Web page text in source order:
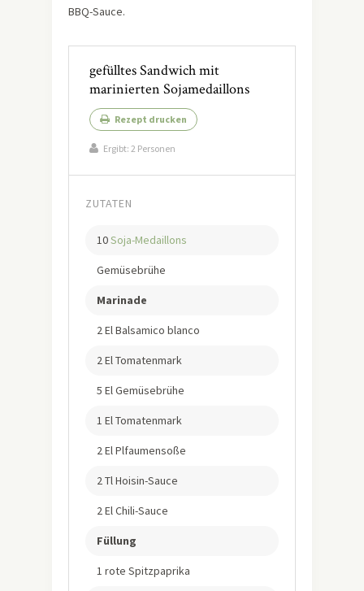
BBQ-Sauce.
gefülltes Sandwich mit
marinierten Sojamedaillons
Rezept drucken
Ergibt: 2 Personen
ZUTATEN
10Soja-Medaillons
Gemüsebrühe
Marinade
2 El Balsamico blanco
2 El Tomatenmark
5 El Gemüsebrühe
1 El Tomatenmark
2 El Plfaumensoße
2 Tl Hoisin-Sauce
2 El Chili-Sauce
Füllung
1 rote Spitzpaprika